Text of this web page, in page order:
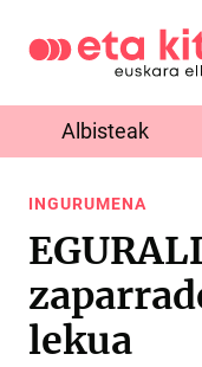
Albisteak
INGURUMENA
lekua